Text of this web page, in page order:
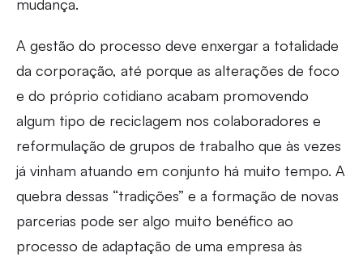
mudança.
A gestão do processo deve enxergar a totalidade
da corporação, até porque as alterações de foco
e do próprio cotidiano acabam promovendo
algum tipo de reciclagem nos colaboradores e
reformulação de grupos de trabalho que às vezes
já vinham atuando em conjunto há muito tempo. A
quebra dessas “tradições” e a formação de novas
parcerias pode ser algo muito benéfico ao
processo de adaptação de uma empresa às